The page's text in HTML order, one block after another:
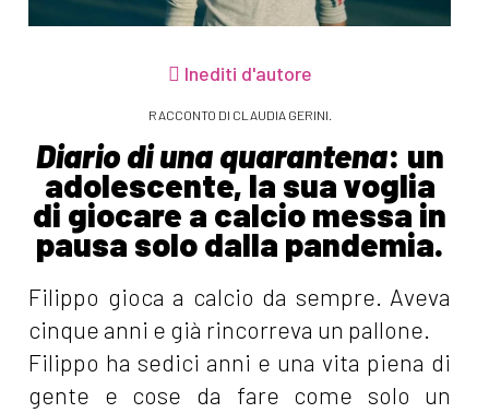
Inediti d'autore
RACCONTO DI CLAUDIA GERINI.
Diario di una quarantena: un
adolescente, la sua voglia
di giocare a calcio messa in
pausa solo dalla pandemia.
Filippo gioca a calcio da sempre. Aveva
cinque anni e già rincorreva un pallone.
Filippo ha sedici anni e una vita piena di
gente e cose da fare come solo un